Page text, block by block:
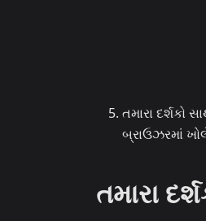
તમારા
બ્રાઉઝરમાં
તમારા